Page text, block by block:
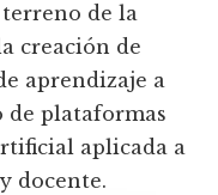
de la
creación de
aprendizaje a
de plataformas
aplicada a
docente.